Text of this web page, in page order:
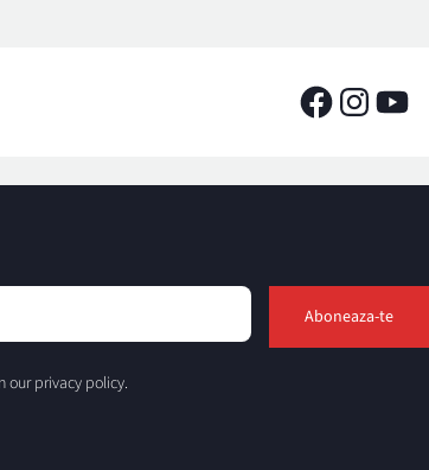
our privacy policy.